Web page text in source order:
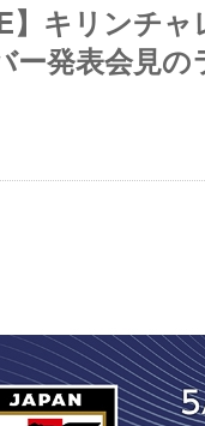
】キリンチ
ー発表会見